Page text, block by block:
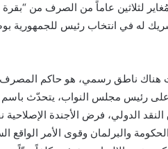
لثلاثين عاماً من الصرف من
له في انتخاب رئيس للجمهورية
هناك ناطق رسمي، هو حاكم
رئيس مجلس النواب، يتحدّث باسم
الدولي، فرض الأجندة
والبرلمان وقوى الأمر الواقع